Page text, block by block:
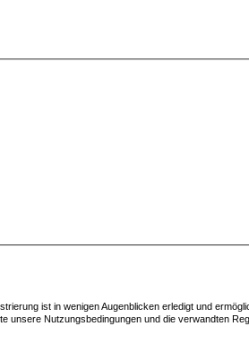
ist in wenigen Augenblicken erledigt und
Nutzungsbedingungen und die verwandten